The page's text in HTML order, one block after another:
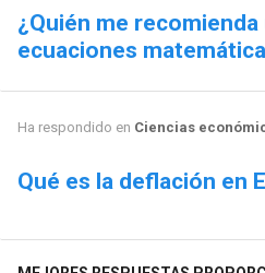
¿Quién me
ecuaciones
Ha respondido en Ciencias
Qué es la deflación en